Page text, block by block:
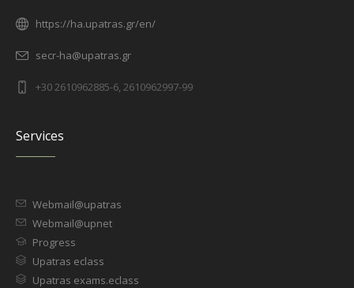
https://ha.upatras.gr/en/
secr-ha@upatras.gr
+30 2610962885-6, 2610962997-99
Services
Webmail@upatras
Webmail@upnet
Progress
Upatras eclass
Upatras exams.eclass